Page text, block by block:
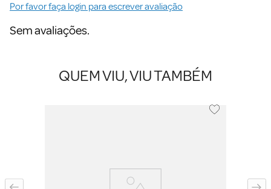
Por favor faça login para escrever avaliação
Sem avaliações.
QUEM VIU, VIU TAMBÉM